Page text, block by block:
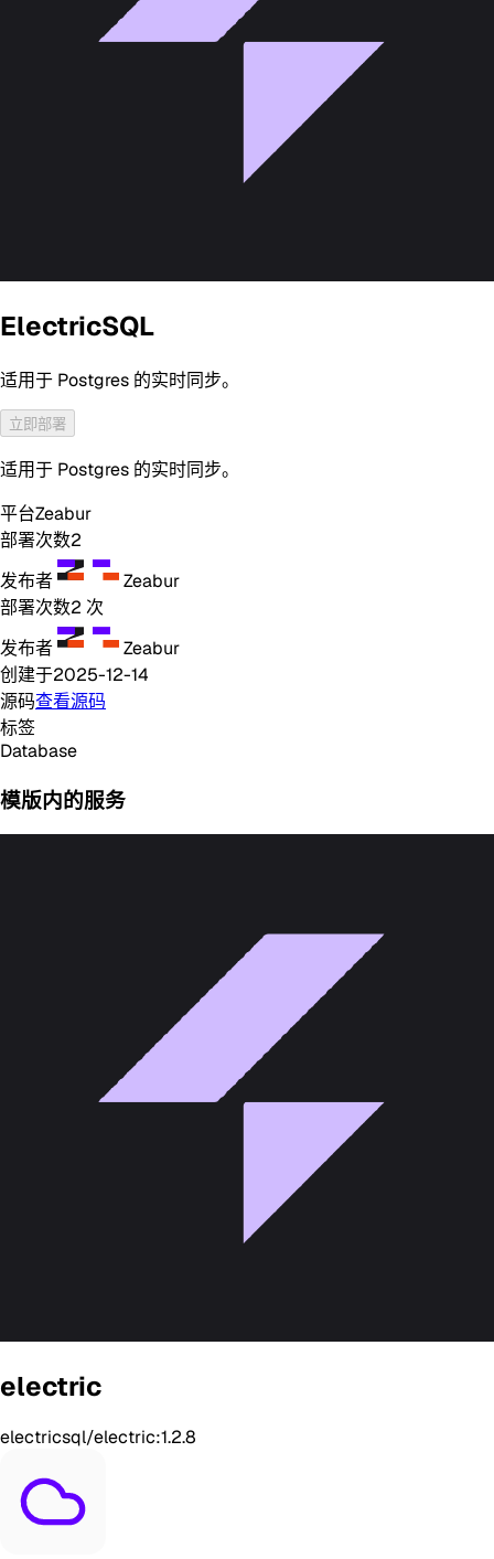
ElectricSQL
适用于 Postgres 的实时同步。
立即部署
适用于 Postgres 的实时同步。
平台Zeabur
部署次数2
发布者
Zeabur
部署次数2 次
发布者
Zeabur
创建于2025-12-14
源码查看源码
标签
Database
模版内的服务
electric
electricsql/electric:1.2.8